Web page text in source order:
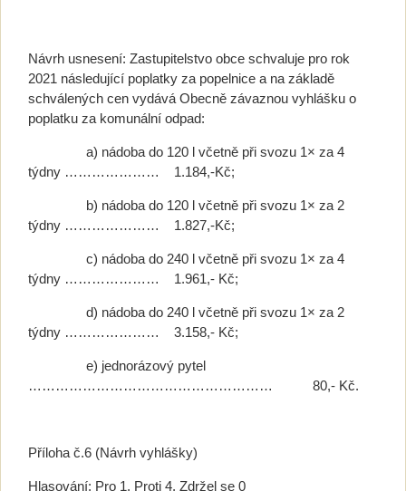
Návrh usnesení: Zastupitelstvo obce schvaluje pro rok
2021 následující poplatky za popelnice a na základě
schválených cen vydává Obecně závaznou vyhlášku o
poplatku za komunální odpad:
a) nádoba do 120 l včetně při svozu 1× za 4
týdny ………………… 1.184,-Kč;
b) nádoba do 120 l včetně při svozu 1× za 2
týdny ………………… 1.827,-Kč;
c) nádoba do 240 l včetně při svozu 1× za 4
týdny ………………… 1.961,- Kč;
d) nádoba do 240 l včetně při svozu 1× za 2
týdny ………………… 3.158,- Kč;
e) jednorázový pytel
……………………………………………… 80,- Kč.
Příloha č.6 (Návrh vyhlášky)
Hlasování: Pro 1, Proti 4, Zdržel se 0